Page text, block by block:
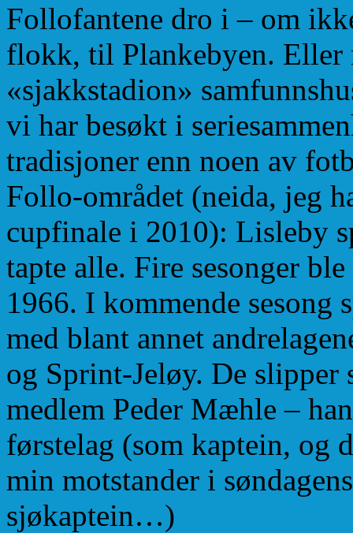
Follofantene dro i – om
flokk, til Plankebyen. Eller
«sjakkstadion»
vi har besøkt i
tradisjoner enn noen av
Follo-området (neida, jeg
cupfinale i 2010): Lisleby
tapte alle. Fire sesonger
1966. I kommende
med blant annet
og Sprint-Jeløy. De slipper
medlem Peder Mæhle –
førstelag (som kaptein, og
min motstander i
sjøkaptein…)